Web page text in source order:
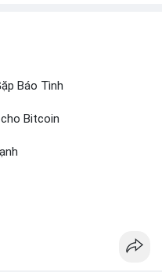
cá voi đang chuẩn bị
giao dịch, tạo áp lực
hướng tăng; thứ ba, hành
quá lớn để gây sốc
sức tạo biến động tâm lý
động theo cảm xúc, ưu
Báo Tình
Bitcoin